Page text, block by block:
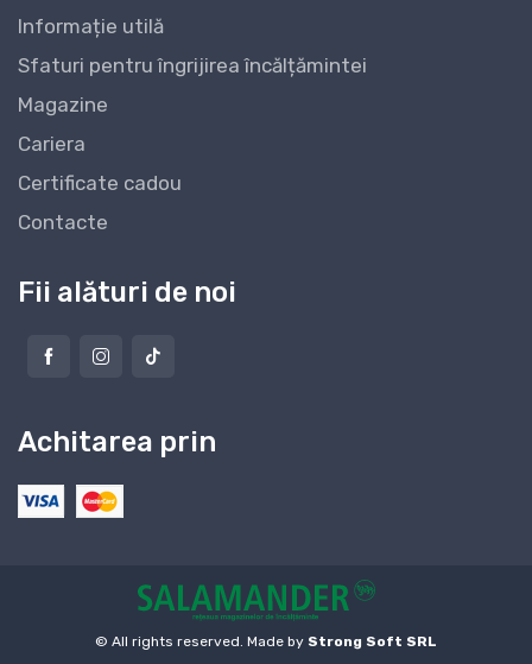
Informație utilă
Sfaturi pentru îngrijirea încălțămintei
Magazine
Cariera
Certificate cadou
Contacte
Fii alături de noi
Achitarea prin
© All rights reserved. Made by Strong Soft SRL